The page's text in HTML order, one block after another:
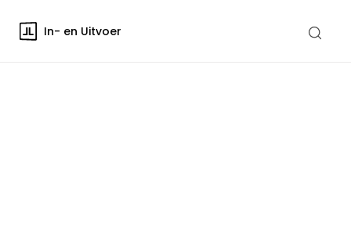
In- en Uitvoer